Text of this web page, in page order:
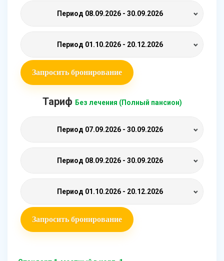
Период 08.09.2026 - 30.09.2026
Период 01.10.2026 - 20.12.2026
Запросить бронирование
Тариф Без лечения (Полный пансион)
Период 07.09.2026 - 30.09.2026
Период 08.09.2026 - 30.09.2026
Период 01.10.2026 - 20.12.2026
Запросить бронирование